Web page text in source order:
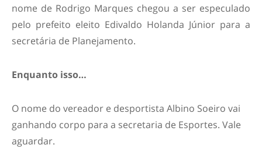
nome de Rodrigo Marques chegou a ser especulado
pelo prefeito eleito Edivaldo Holanda Júnior para a
secretária de Planejamento.
Enquanto isso…
O nome do vereador e desportista Albino Soeiro vai
ganhando corpo para a secretaria de Esportes. Vale
aguardar.